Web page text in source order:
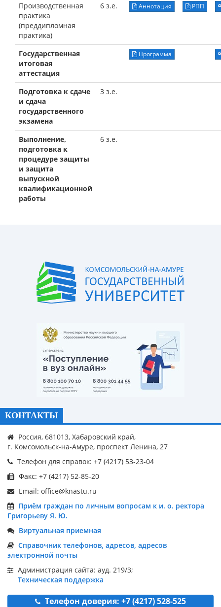
Производственная
практика
(преддипломная
практика)
6 з.е. Аннотация РПП
Государственная
итоговая
аттестация
Программа
Подготовка к сдаче
и сдача
государственного
экзамена
3 з.е.
Выполнение,
подготовка к
процедуре защиты
и защита
выпускной
квалификационной
работы
6 з.е.
КОНТАКТЫ
Россия, 681013, Хабаровский край,
г. Комсомольск-на-Амуре, проспект Ленина, 27
Телефон для справок: +7 (4217) 53-23-04
Факс: +7 (4217) 52-85-20
Email: office@knastu.ru
Приём граждан по личным вопросам к и. о. ректора
Григорьеву Я. Ю.
Виртуальная приемная
Справочник телефонов, адресов, адресов
электронной почты
Администрация сайта: ауд. 219/3;
Техническая поддержка
Телефон доверия: +7 (4217) 528-525